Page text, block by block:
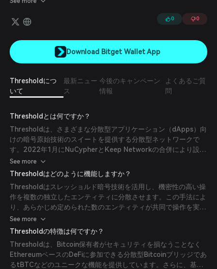
を持ち、2つの分散型ネットワークによる初のオンチェーン統合を実
現しました。KeepネットワークのインフラストラクチャとNuCypher
開のまま保持することができます。
0 0
Download Bitget Wallet App
Thresholdにつ
いて
最新ニュー
ス
今後のキャンペーン
情報
よくあるご質
問
Thresholdとは何ですか？
Thresholdは、さまざまな分散型アプリケーション（dApps）向
けの暗号原始技術のスイートを提供する分散型ネットワークで
す。2022年1月にNuCypherとKeep Networkの合併により設立
され、ブロックチェーンアプリケーションにおけるプライバシー
とセキュリティの強化を目指しています。
See more
Thresholdはどのように機能しますか？
Thresholdはスレッショルド暗号技術を活用し、機密性の高い操
作を複数の独立したエンティティに分散させます。この手法によ
り、あらかじめ定められた数のエンティティが共同で操作を実行
する必要があり、セキュリティが向上し、中央集権的な管理リス
クが軽減されます。
See more
Thresholdの特徴は何ですか？
Thresholdは、Bitcoin保有者がセキュリティを損なうことなく
EthereumベースのDeFiに参加できる分散型Bitcoinブリッジであ
るtBTCなどのユニークな機能を提供しています。さらに、基盤